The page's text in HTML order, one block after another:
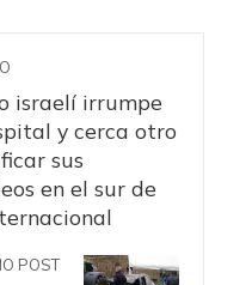
israelí irrumpe
y cerca otro
sus
en el sur de
POST